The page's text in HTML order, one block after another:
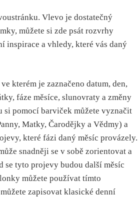
Vlevo je dostatečný
můžete si zde psát rozvrhy
inspirace a vhledy, které vás daný
kterém je zaznačeno datum, den,
fáze měsíce, slunovraty a změny
si pomocí barviček můžete vyznačit
Matky, Čarodějky a Vědmy) a
které fázi daný měsíc provázely.
snadněji se v sobě zorientovat a
se tyto projevy budou další měsíc
můžete používat tímto
zapisovat klasické denní